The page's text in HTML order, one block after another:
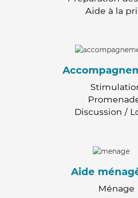
Aide à la
Discussion /
Aide
Ménage